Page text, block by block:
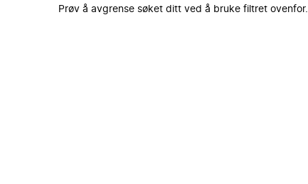
Prøv å avgrense søket ditt ved å bruke filtret ovenfor.